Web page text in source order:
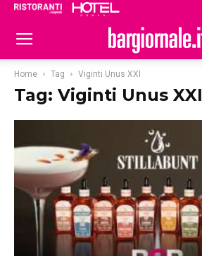
Home Tag Viginti Unus XXI
Tag: Viginti Unus XXI